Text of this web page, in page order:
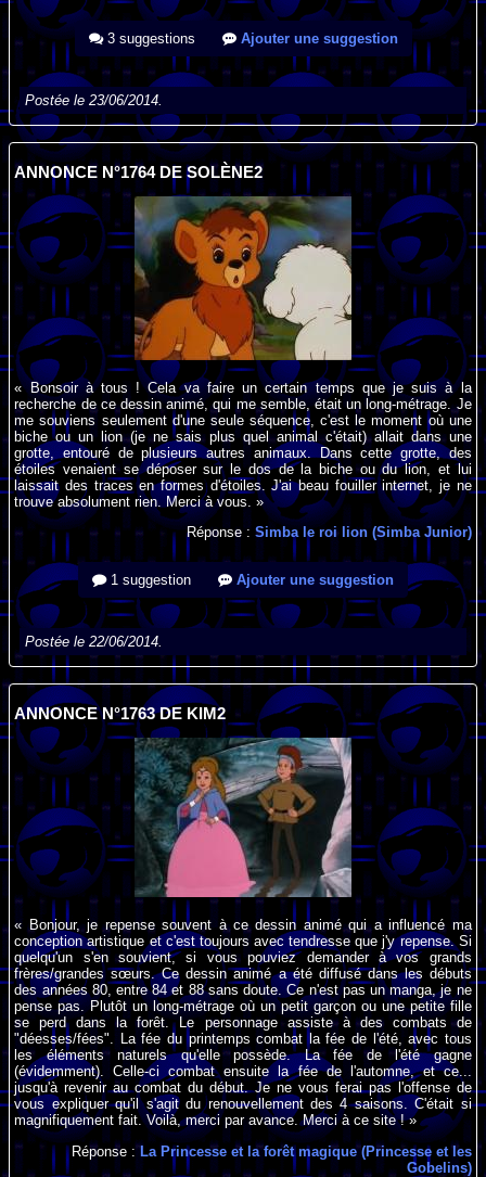
3 suggestions Ajouter une suggestion
Postée le 23/06/2014.
ANNONCE N°1764 DE SOLÈNE2
« Bonsoir à tous ! Cela va faire un certain temps que je suis à la
recherche de ce dessin animé, qui me semble, était un long-métrage. Je
me souviens seulement d'une seule séquence, c'est le moment où une
biche ou un lion (je ne sais plus quel animal c'était) allait dans une
grotte, entouré de plusieurs autres animaux. Dans cette grotte, des
étoiles venaient se déposer sur le dos de la biche ou du lion, et lui
laissait des traces en formes d'étoiles. J'ai beau fouiller internet, je ne
trouve absolument rien. Merci à vous. »
Réponse : Simba le roi lion (Simba Junior)
1 suggestion Ajouter une suggestion
Postée le 22/06/2014.
ANNONCE N°1763 DE KIM2
« Bonjour, je repense souvent à ce dessin animé qui a influencé ma
conception artistique et c'est toujours avec tendresse que j'y repense. Si
quelqu'un s'en souvient, si vous pouviez demander à vos grands
frères/grandes sœurs. Ce dessin animé a été diffusé dans les débuts
des années 80, entre 84 et 88 sans doute. Ce n'est pas un manga, je ne
pense pas. Plutôt un long-métrage où un petit garçon ou une petite fille
se perd dans la forêt. Le personnage assiste à des combats de
"déesses/fées". La fée du printemps combat la fée de l'été, avec tous
les éléments naturels qu'elle possède. La fée de l'été gagne
(évidemment). Celle-ci combat ensuite la fée de l'automne, et ce...
jusqu'à revenir au combat du début. Je ne vous ferai pas l'offense de
vous expliquer qu'il s'agit du renouvellement des 4 saisons. C'était si
magnifiquement fait. Voilà, merci par avance. Merci à ce site ! »
Réponse :La Princesse et la forêt magique (Princesse et les
Gobelins)